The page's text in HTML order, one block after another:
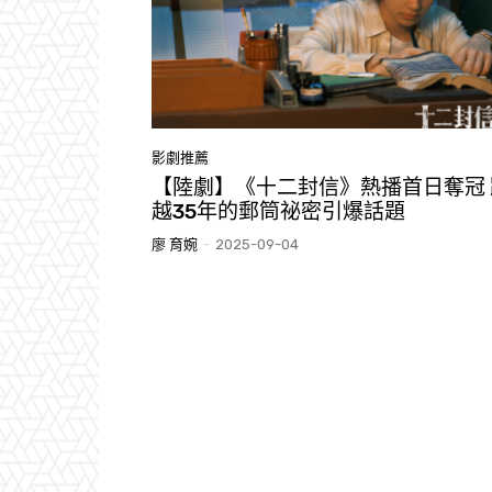
影劇推薦
【陸劇】《十二封信》熱播首日奪冠
越35年的郵筒祕密引爆話題
廖 育婉 - 2025-09-04